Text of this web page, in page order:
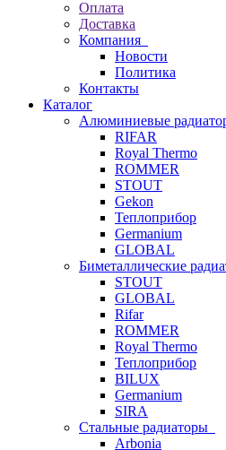
Оплата
Доставка
Компания
Новости
Политика
Контакты
Каталог
Алюминиевые
RIFAR
Royal Thermo
ROMMER
STOUT
Gekon
Теплоприбор
Germanium
GLOBAL
Биметаллические
STOUT
GLOBAL
Rifar
ROMMER
Royal Thermo
Теплоприбор
BILUX
Germanium
SIRA
Стальные радиаторы
Arbonia